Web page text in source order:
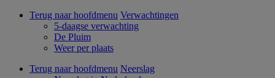
Terug naar hoofdmenu Verwachtingen
5-daagse verwachting
De Pluim
Weer per plaats
Terug naar hoofdmenu Neerslag